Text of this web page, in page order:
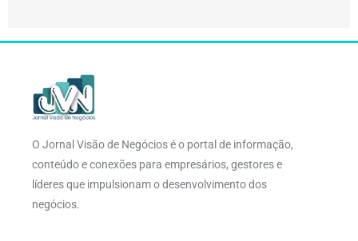
O Jornal Visão de Negócios é o portal de informação,
conteúdo e conexões para empresários, gestores e
líderes que impulsionam o desenvolvimento dos
negócios.